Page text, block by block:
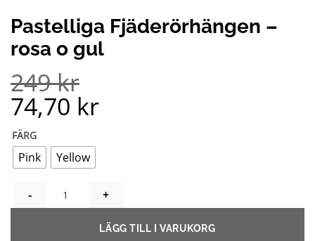
Pastelliga Fjäderörhängen –
rosa o gul
249kr
74,70 kr
FÄRG
Pink Yellow
PASTELLIGA FJÄDERÖRHÄNGEN - ROSA O GUL MÄNGD
LÄGG TILL I VARUKORG